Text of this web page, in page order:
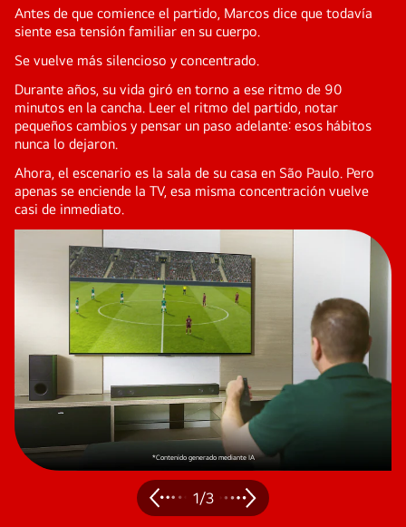
Antes de que comience el partido, Marcos dice que todavía
siente esa tensión familiar en su cuerpo.
Se vuelve más silencioso y concentrado.
Durante años, su vida giró en torno a ese ritmo de 90
minutos en la cancha. Leer el ritmo del partido, notar
pequeños cambios y pensar un paso adelante: esos hábitos
nunca lo dejaron.
Ahora, el escenario es la sala de su casa en São Paulo. Pero
apenas se enciende la TV, esa misma concentración vuelve
casi de inmediato.
*Contenido generado mediante IA
1/3